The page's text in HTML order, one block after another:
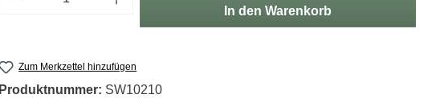
In den Warenkorb
Zum Merkzettel hinzufügen
Produktnummer: SW10210